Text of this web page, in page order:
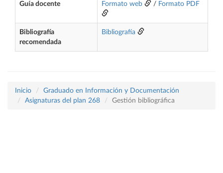
Guía docente Formato web / Formato PDF
Bibliografía
recomendada
Bibliografía
Inicio
Graduado en Información y Documentación
Asignaturas del plan 268
Gestión bibliográfica